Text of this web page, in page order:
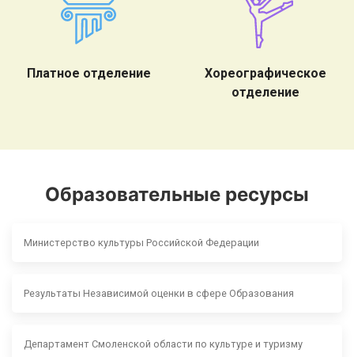
Платное отделение
Хореографическое
отделение
Образовательные ресурсы
Министерство культуры Российской Федерации
Результаты Независимой оценки в сфере Образования
Департамент Смоленской области по культуре и туризму